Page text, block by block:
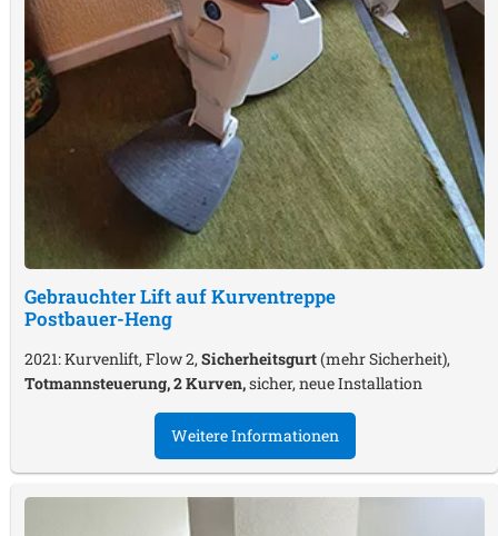
Gebrauchter Lift auf Kurventreppe
Postbauer-Heng
2021: Kurvenlift, Flow 2, Sicherheitsgurt(mehr Sicherheit),
Totmannsteuerung, 2 Kurven,sicher, neue Installation
Weitere Informationen